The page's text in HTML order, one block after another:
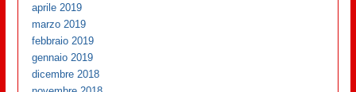
aprile 2019
marzo 2019
febbraio 2019
gennaio 2019
dicembre 2018